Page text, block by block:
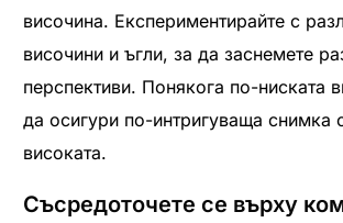
височина. Експериментирайте с
височини и ъгли, за да заснемете
перспективи. Понякога по-ниската
да осигури по-интригуваща снимка
високата.
Съсредоточете се върху